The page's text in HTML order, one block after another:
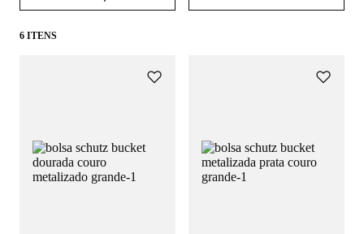
6 ITENS